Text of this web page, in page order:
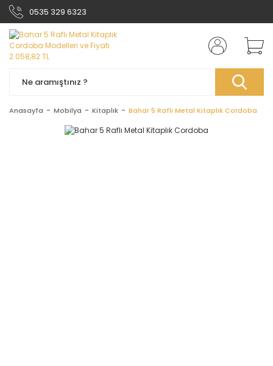
0535 329 6323
Anasayfa Mobilya Kitaplık Bahar 5 Raflı Metal Kitaplık Cordoba